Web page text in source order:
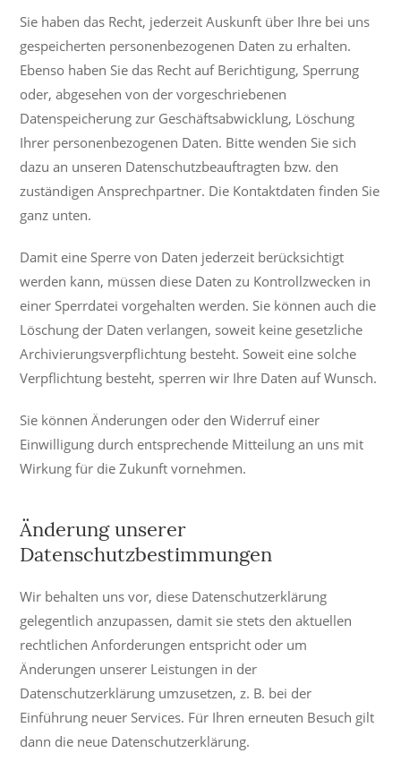
Sie haben das Recht, jederzeit Auskunft über Ihre bei uns
gespeicherten personenbezogenen Daten zu erhalten.
Ebenso haben Sie das Recht auf Berichtigung, Sperrung
oder, abgesehen von der vorgeschriebenen
Datenspeicherung zur Geschäftsabwicklung, Löschung
Ihrer personenbezogenen Daten. Bitte wenden Sie sich
dazu an unseren Datenschutzbeauftragten bzw. den
zuständigen Ansprechpartner. Die Kontaktdaten finden Sie
ganz unten.
Damit eine Sperre von Daten jederzeit berücksichtigt
werden kann, müssen diese Daten zu Kontrollzwecken in
einer Sperrdatei vorgehalten werden. Sie können auch die
Löschung der Daten verlangen, soweit keine gesetzliche
Archivierungsverpflichtung besteht. Soweit eine solche
Verpflichtung besteht, sperren wir Ihre Daten auf Wunsch.
Sie können Änderungen oder den Widerruf einer
Einwilligung durch entsprechende Mitteilung an uns mit
Wirkung für die Zukunft vornehmen.
Änderung unserer
Datenschutzbestimmungen
Wir behalten uns vor, diese Datenschutzerklärung
gelegentlich anzupassen, damit sie stets den aktuellen
rechtlichen Anforderungen entspricht oder um
Änderungen unserer Leistungen in der
Datenschutzerklärung umzusetzen, z. B. bei der
Einführung neuer Services. Für Ihren erneuten Besuch gilt
dann die neue Datenschutzerklärung.